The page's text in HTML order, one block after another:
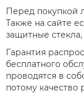
Перед покупкой
Также на сайте
защитные
Гарантия
бесплатного
проводятся в
потому